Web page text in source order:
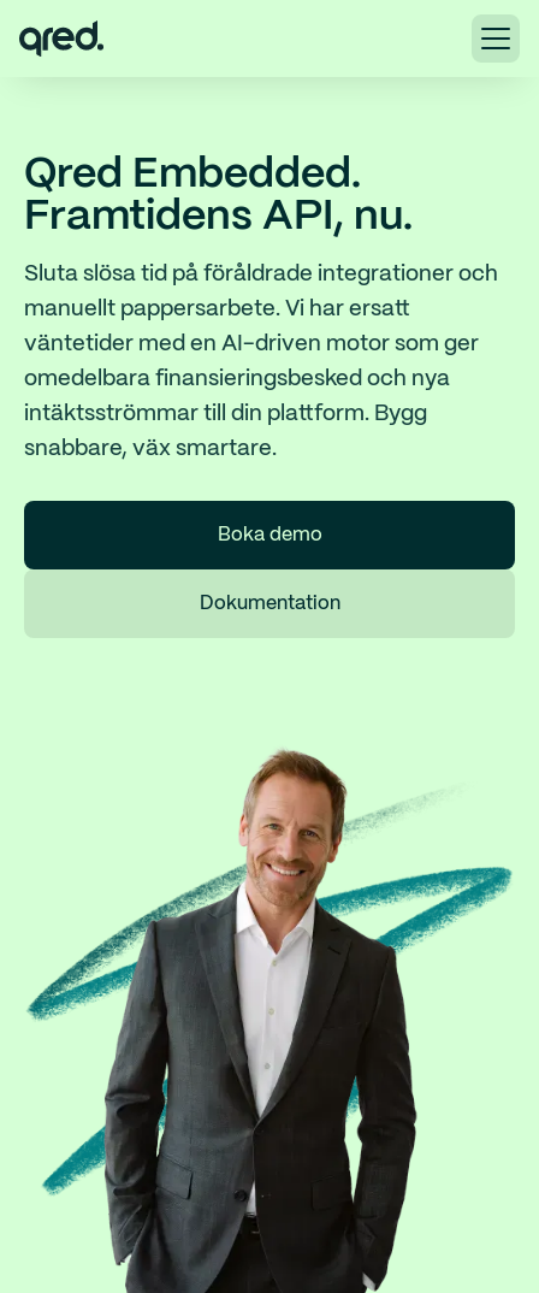
Qred Embedded.
Framtidens API, nu.
Sluta slösa tid på föråldrade integrationer och
manuellt pappersarbete. Vi har ersatt
väntetider med en AI-driven motor som ger
omedelbara finansieringsbesked och nya
intäktsströmmar till din plattform. Bygg
snabbare, väx smartare.
Boka demo
Dokumentation